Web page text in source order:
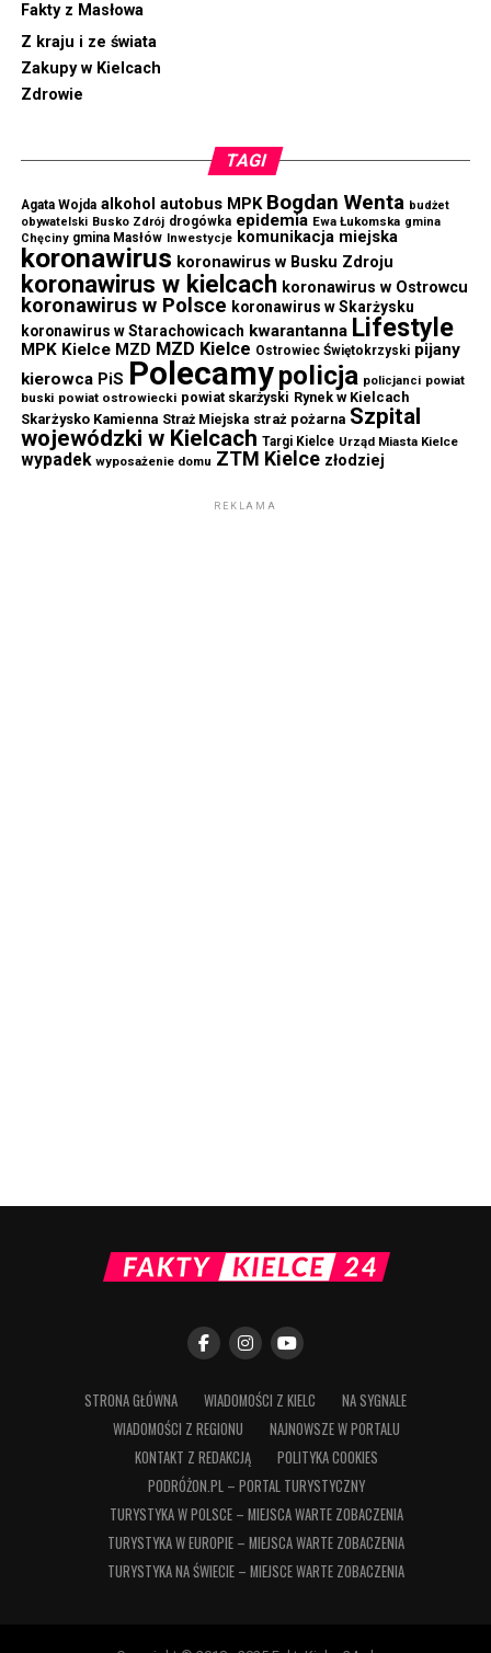
Fakty z Masłowa
Z kraju i ze świata
Zakupy w Kielcach
Zdrowie
TAGI
Agata Wojda alkohol autobus MPK Bogdan Wenta budżet
obywatelski Busko Zdrój drogówka epidemia Ewa Łukomska gmina
Chęciny gmina Masłów Inwestycje komunikacja miejska
koronawirus koronawirus w Busku Zdroju
koronawirus w kielcach koronawirus w Ostrowcu
koronawirus w Polsce koronawirus w Skarżysku
koronawirus w Starachowicach kwarantanna Lifestyle
MPK Kielce MZD MZD Kielce Ostrowiec Świętokrzyski pijany
kierowca PiS Polecamypolicja policjanci powiat
buski powiat ostrowiecki powiat skarżyski Rynek w Kielcach
Skarżysko Kamienna Straż Miejska straż pożarna Szpital
wojewódzki w Kielcach Targi Kielce Urząd Miasta Kielce
wypadek wyposażenie domu ZTM Kielce złodziej
REKLAMA
STRONA GŁÓWNA WIADOMOŚCI Z KIELC
NA SYGNALE
WIADOMOŚCI Z REGIONU
NAJNOWSZE W PORTALU
KONTAKT Z REDAKCJĄ
POLITYKA COOKIES
PODRÓŻON.PL – PORTAL TURYSTYCZNY
TURYSTYKA W POLSCE – MIEJSCA WARTE ZOBACZENIA
TURYSTYKA W EUROPIE – MIEJSCA WARTE ZOBACZENIA
TURYSTYKA NA ŚWIECIE – MIEJSCE WARTE ZOBACZENIA